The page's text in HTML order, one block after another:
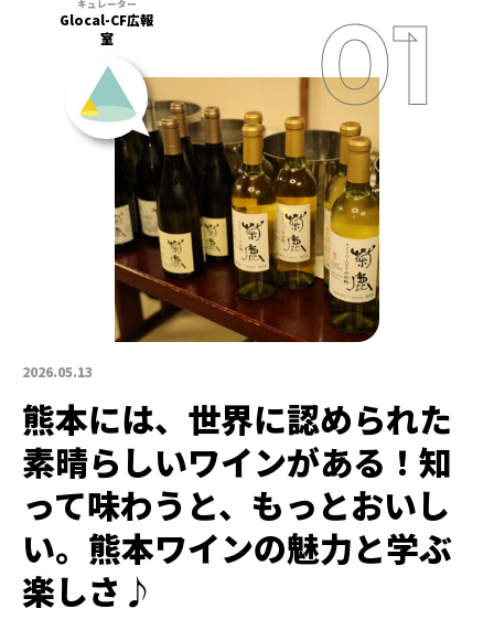
2026.05.13
Glocal-CF広報
室
熊本には、世界に認められた
素晴らしいワインがある！知
って味わうと、もっとおいし
い。熊本ワインの魅力と学ぶ
楽しさ♪